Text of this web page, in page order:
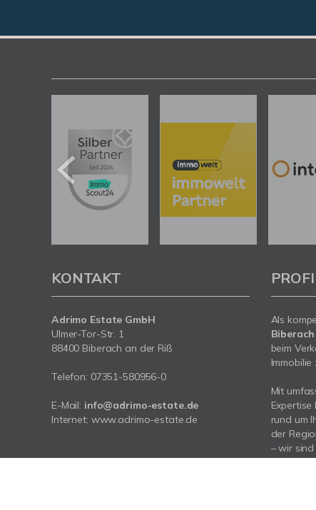
KONTAKT
Adrimo Estate GmbH
Ulmer-Tor-Str. 1
88400 Biberach an der Riß
Telefon: 07351-580956-0
E-Mail: info@adrimo-estate.de
Internet: www.adrimo-estate.de
Als
beim
Mit
rund um
der
– wir